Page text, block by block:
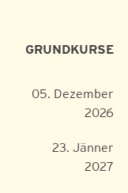
GRUNDKURSE
05. Dezember
2026
23. Jänner
2027